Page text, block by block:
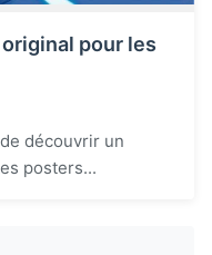
pour les
découvrir un
posters...